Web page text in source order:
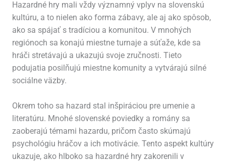
Hazardné hry mali vždy významný vplyv na slovenskú
kultúru, a to nielen ako forma zábavy, ale aj ako spôsob,
ako sa spájať s tradíciou a komunitou. V mnohých
regiónoch sa konajú miestne turnaje a súťaže, kde sa
hráči stretávajú a ukazujú svoje zručnosti. Tieto
podujatia posilňujú miestne komunity a vytvárajú silné
sociálne väzby.
Okrem toho sa hazard stal inšpiráciou pre umenie a
literatúru. Mnohé slovenské poviedky a romány sa
zaoberajú témami hazardu, pričom často skúmajú
psychológiu hráčov a ich motivácie. Tento aspekt kultúry
ukazuje, ako hlboko sa hazardné hry zakorenili v